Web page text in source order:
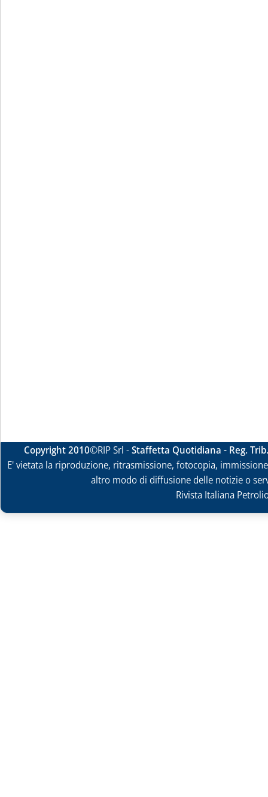
Copyright 2010©RIP Srl -Staffetta Quotidiana - Reg.
E' vietata la riproduzione, ritrasmissione, fotocopia,
altro modo di diffusione delle notizie o
Rivista Italiana